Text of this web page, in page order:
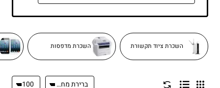
השכרת ציוד תקשורת השכרת מדפסות